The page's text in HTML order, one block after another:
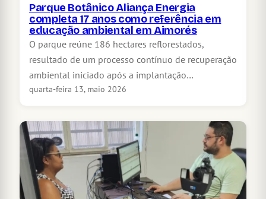
Parque Botânico Aliança Energia
completa 17 anos como referência em
educação ambiental em Aimorés
O parque reúne 186 hectares reflorestados,
resultado de um processo contínuo de recuperação
ambiental iniciado após a implantação…
quarta-feira 13, maio 2026